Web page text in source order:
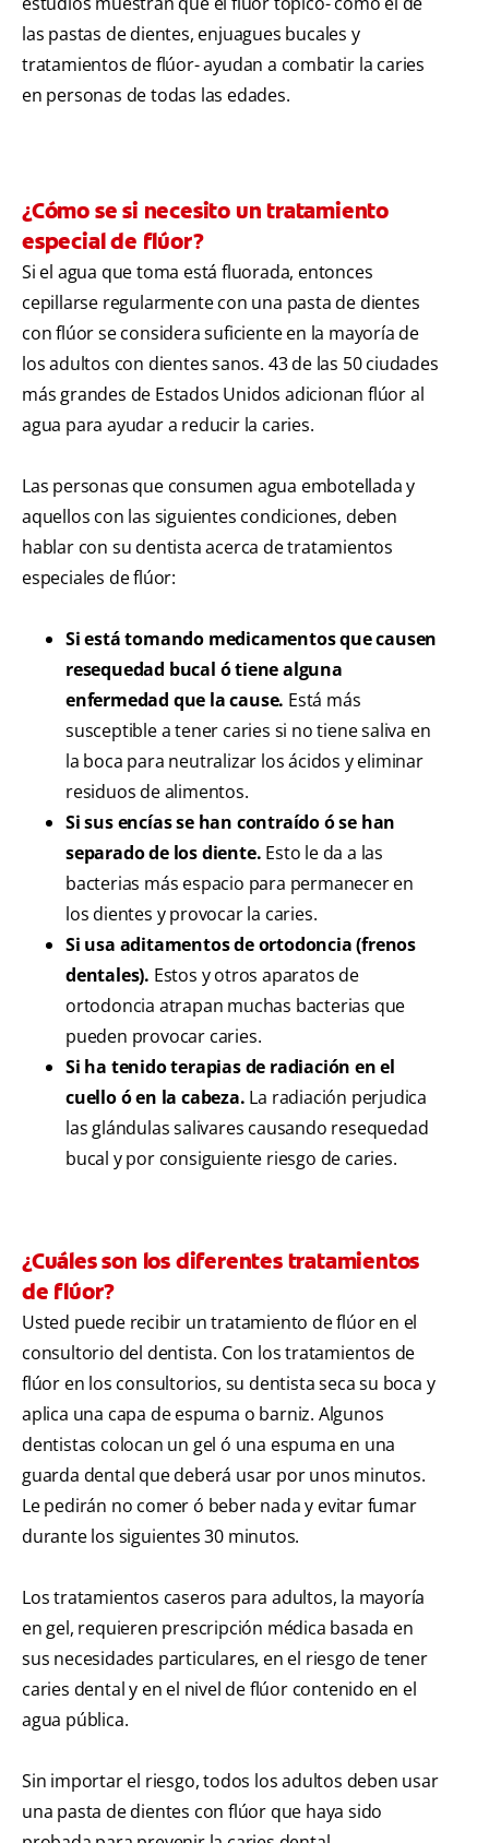
las pastas de dientes, enjuagues bucales y
tratamientos de flúor- ayudan a combatir la caries
en personas de todas las edades.
¿Cómo se si necesito un tratamiento
especial de flúor?
Si el agua que toma está fluorada, entonces
cepillarse regularmente con una pasta de dientes
con flúor se considera suficiente en la mayoría de
los adultos con dientes sanos. 43 de las 50 ciudades
más grandes de Estados Unidos adicionan flúor al
agua para ayudar a reducir la caries.
Las personas que consumen agua embotellada y
aquellos con las siguientes condiciones, deben
hablar con su dentista acerca de tratamientos
especiales de flúor:
Si está tomando medicamentos que causen
resequedad bucal ó tiene alguna
enfermedad que la cause. Está más
susceptible a tener caries si no tiene saliva en
la boca para neutralizar los ácidos y eliminar
residuos de alimentos.
Si sus encías se han contraído ó se han
separado de los diente. Esto le da a las
bacterias más espacio para permanecer en
los dientes y provocar la caries.
Si usa aditamentos de ortodoncia (frenos
dentales). Estos y otros aparatos de
ortodoncia atrapan muchas bacterias que
pueden provocar caries.
Si ha tenido terapias de radiación en el
cuello ó en la cabeza. La radiación perjudica
las glándulas salivares causando resequedad
bucal y por consiguiente riesgo de caries.
¿Cuáles son los diferentes tratamientos
de flúor?
Usted puede recibir un tratamiento de flúor en el
consultorio del dentista. Con los tratamientos de
flúor en los consultorios, su dentista seca su boca y
aplica una capa de espuma o barniz. Algunos
dentistas colocan un gel ó una espuma en una
guarda dental que deberá usar por unos minutos.
Le pedirán no comer ó beber nada y evitar fumar
durante los siguientes 30 minutos.
Los tratamientos caseros para adultos, la mayoría
en gel, requieren prescripción médica basada en
sus necesidades particulares, en el riesgo de tener
caries dental y en el nivel de flúor contenido en el
agua pública.
Sin importar el riesgo, todos los adultos deben usar
una pasta de dientes con flúor que haya sido